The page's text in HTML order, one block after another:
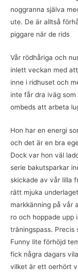
noggranna själva
ute. De är alltså
piggare när de rids
Vår rödhåriga och
inlett veckan med
inne i ridhuset och
inte får dra iväg
ombeds att arbeta
Hon har en energi
och det är en bra
Dock var hon väl
serie bakutsparkar
skickade av vår lilla
rätt mjuka
markkänning på vår
ro och hoppade
träningspass. Precis
Funny lite förhöjd
fick några dagars
vilket är ett oerhört